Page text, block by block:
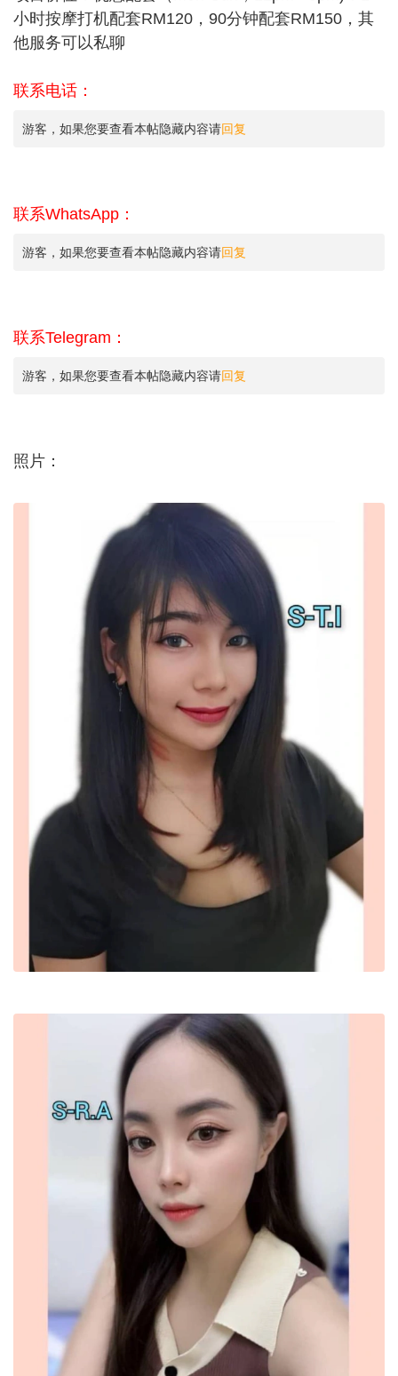
小时按摩打机配套RM120，90分钟配套RM150，其
他服务可以私聊
联系电话：
游客，如果您要查看本帖隐藏内容请回复
联系WhatsApp：
游客，如果您要查看本帖隐藏内容请回复
联系Telegram：
游客，如果您要查看本帖隐藏内容请回复
照片：